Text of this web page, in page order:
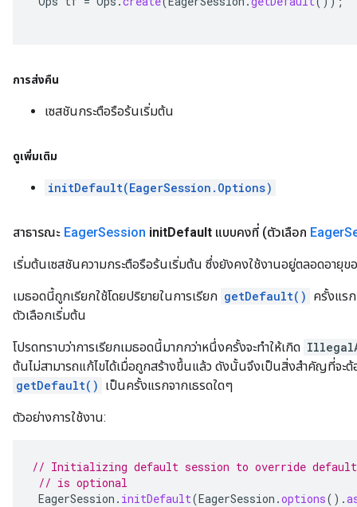
การส่งคืน
เซสชันกระตือรือร้นเริ่มต้น
ดูเพิ่มเติม
initDefault(EagerSession.Options)
สาธารณะ EagerSession initDefault แบบคงที่ (ตัวเลือก Eager
เริ่มต้นเซสชันความกระตือรือร้นเริ่มต้น ซึ่งยังคงใช้งานอยู่ตลอดอายุ
เมธอดนี้ถูกเรียกใช้โดยปริยายในการเรียก getDefault() ครั้งแร
ตัวเลือกเริ่มต้น
โปรดทราบว่าการเรียกเมธอดนี้มากกว่าหนึ่งครั้งจะทำให้เกิด
ต้นไม่สามารถแก้ไขได้เมื่อถูกสร้างขึ้นแล้ว ดังนั้นจึงเป็นสิ่งสำคัญที่จะ
getDefault() เป็นครั้งแรกจากเธรดใดๆ
ตัวอย่างการใช้งาน:
// Initializing default session to override
// is optional
EagerSession . initDefault(EagerSession .options().